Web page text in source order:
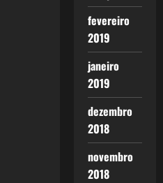
fevereiro
2019
janeiro
2019
dezembro
2018
novembro
2018